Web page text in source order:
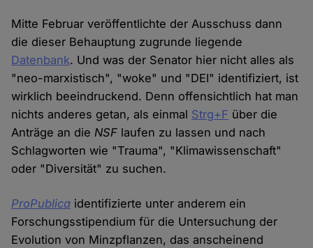
Mitte Februar veröffentlichte der Ausschuss dann
die dieser Behauptung zugrunde liegende
Datenbank. Und was der Senator hier nicht alles als
"neo-marxistisch", "woke" und "DEI" identifiziert, ist
wirklich beeindruckend. Denn offensichtlich hat man
nichts anderes getan, als einmal Strg+F über die
Anträge an die NSF laufen zu lassen und nach
Schlagworten wie "Trauma", "Klimawissenschaft"
oder "Diversität" zu suchen.
ProPublica identifizierte unter anderem ein
Forschungsstipendium für die Untersuchung der
Evolution von Minzpflanzen, das anscheinend